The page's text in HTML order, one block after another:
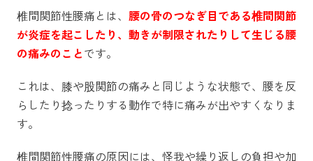
椎間関節性腰痛とは、 腰の骨のつなぎ目である椎間関節
が炎症を起こしたり、動きが制限されたりして生じる腰
の痛みのことです。
これは、膝や股関節の痛みと同じような状態で、腰を反
らしたり捻ったりする動作で特に痛みが出やすくなりま
す。
椎間関節性腰痛の原因には、怪我や繰り返しの負担や加